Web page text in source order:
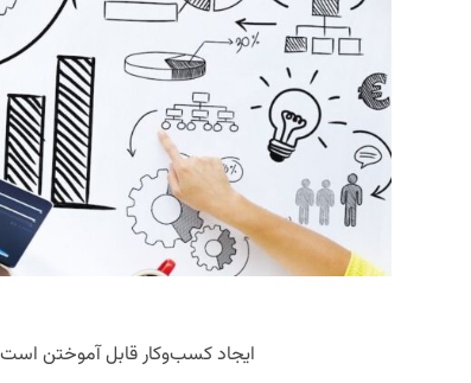
ایجاد کسب‌وکار قابل آموختن